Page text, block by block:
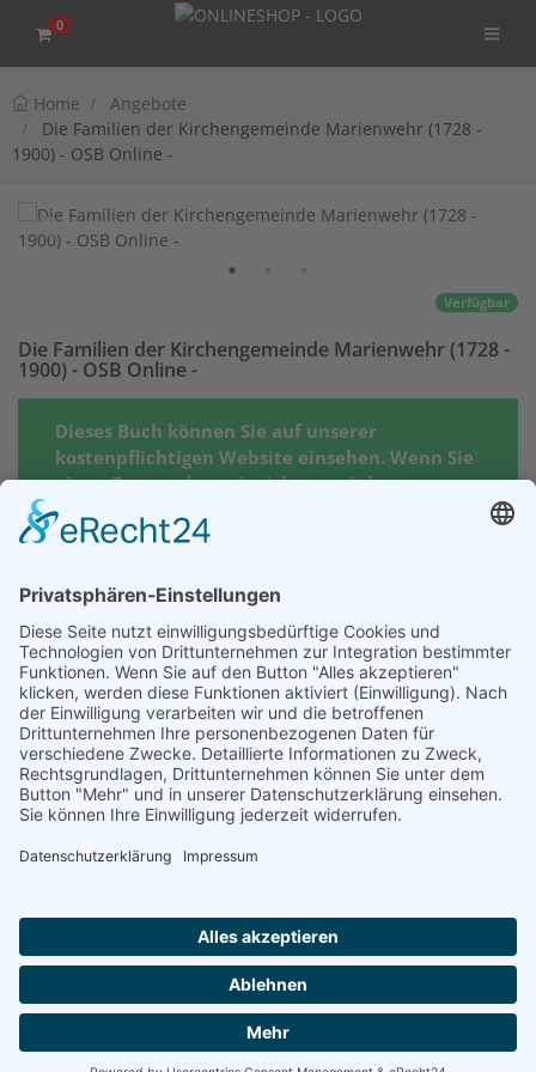
0
Home
Angebote
Die Familien der Kirchengemeinde Marienwehr (1728 -
1900) - OSB Online -
Verfügbar
Die Familien der Kirchengemeinde Marienwehr (1728 -
1900) - OSB Online -
Dieses Buch können Sie auf unserer
kostenpflichtigen Website einsehen. Wenn Sie
einen Zugang dazu einrichten möchten,
klicken Sie bitte auf den Button "Zugang
einrichten".
Die Familien der Kirchengemeinde Mrienwehr (1728 - 1900)
Gerhard Neeland, Aurich 2011
Ostf. OSB 82, Dt. OSB A 476
ISBN 3-934508-33-2
106 Seiten
Zugang einrichten